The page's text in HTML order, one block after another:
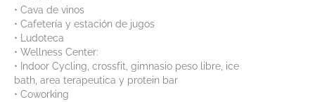
• Cava de vinos
• Cafetería y estación de jugos
• Ludoteca
• Wellness Center:
• Indoor Cycling, crossfit, gimnasio peso libre, ice
bath, area terapeutica y protein bar
• Coworking